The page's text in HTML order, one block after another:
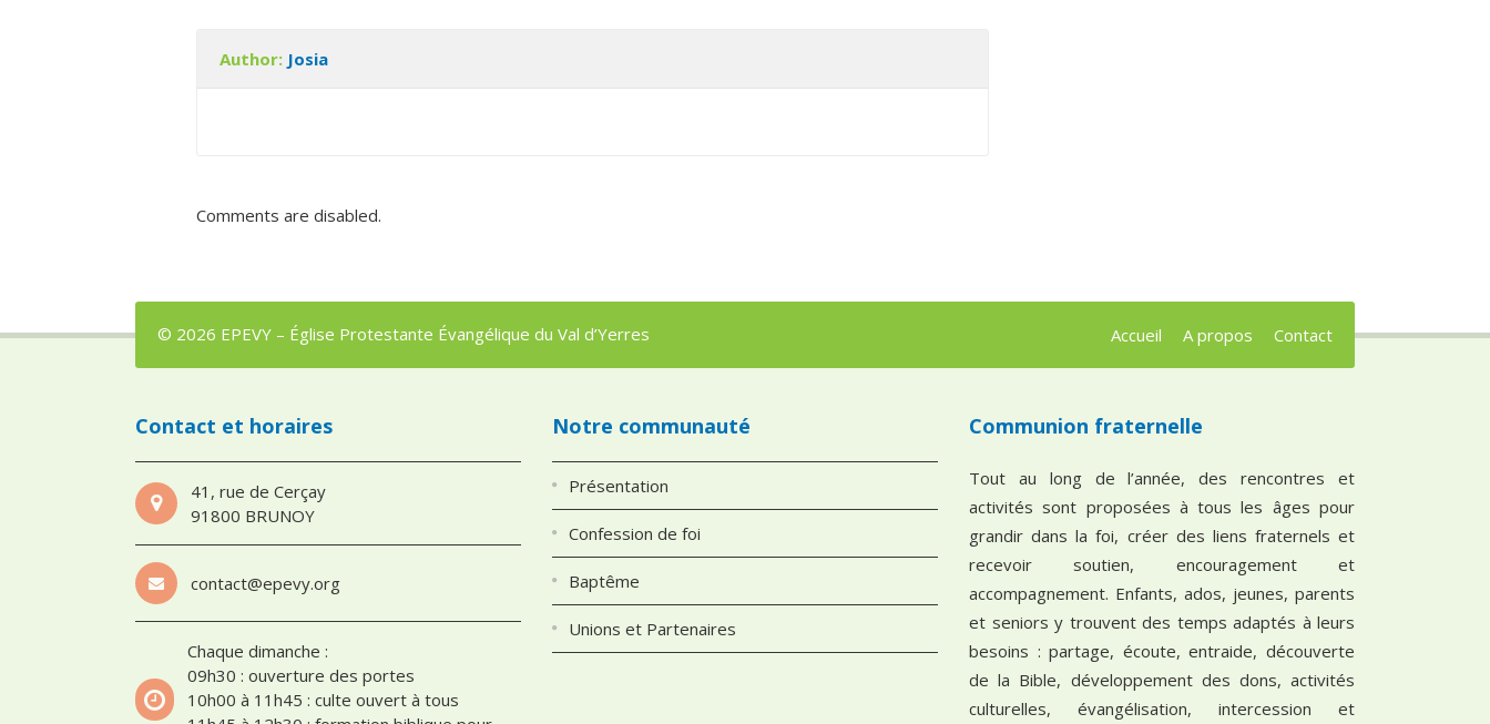
Author: Josia
Comments are disabled.
© 2026 EPEVY – Église Protestante Évangélique du Val d’Yerres Accueil A propos Contact
Contact et horaires
41, rue de Cerçay
91800 BRUNOY
contact@epevy.org
Chaque dimanche :
09h30 : ouverture des portes
10h00 à 11h45 : culte ouvert à tous
Notre communauté
Présentation
Confession de foi
Baptême
Unions et Partenaires
Communion fraternelle
Tout au long de l’année, des rencontres et
activités sont proposées à tous les âges pour
grandir dans la foi, créer des liens fraternels et
recevoir soutien, encouragement et
accompagnement. Enfants, ados, jeunes, parents
et seniors y trouvent des temps adaptés à leurs
besoins : partage, écoute, entraide, découverte
de la Bible, développement des dons, activités
culturelles, évangélisation, intercession et